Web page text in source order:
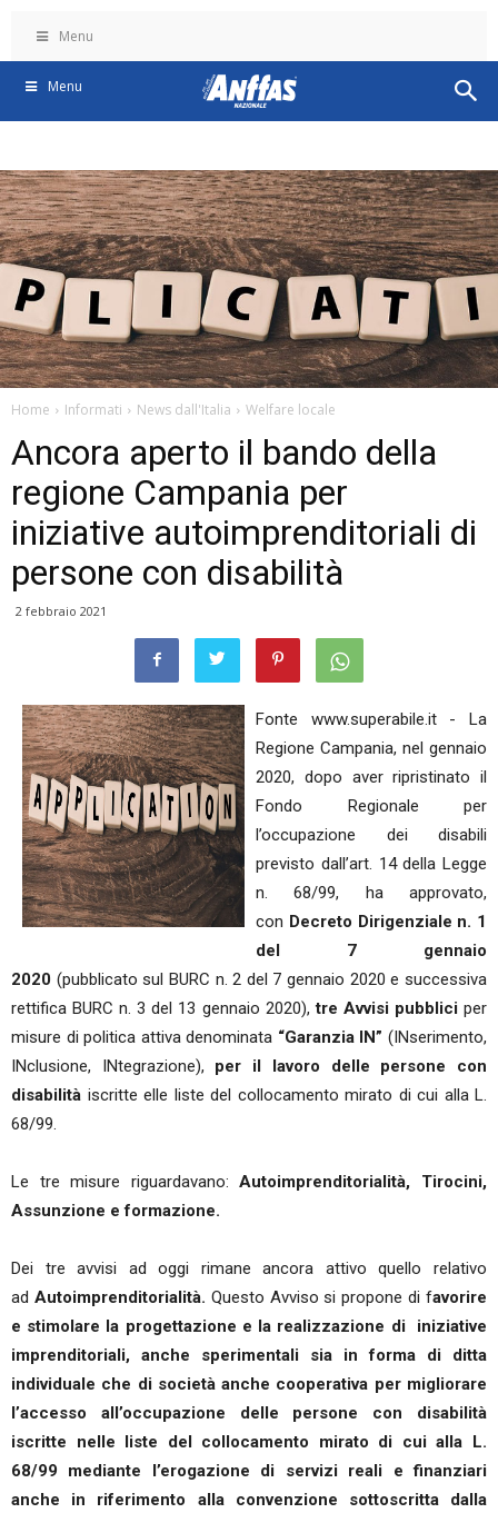
Menu
Menu
Home Informati News dall'Italia Welfare locale
Ancora aperto il bando della
regione Campania per
iniziative autoimprenditoriali di
persone con disabilità
2 febbraio 2021
Fonte www.superabile.it - La
Regione Campania, nel gennaio
2020, dopo aver ripristinato il
Fondo Regionale per
l’occupazione dei disabili
previsto dall’art. 14 della Legge
n. 68/99, ha approvato,
con Decreto Dirigenziale n. 1
del 7 gennaio
2020 (pubblicato sul BURC n. 2 del 7 gennaio 2020 e successiva
rettifica BURC n. 3 del 13 gennaio 2020), tre Avvisi pubbliciper
misure di politica attiva denominata “Garanzia IN”(INserimento,
INclusione, INtegrazione), per il lavoro delle persone con
disabilità iscritte elle liste del collocamento mirato di cui alla L.
68/99.
Le tre misure riguardavano:Autoimprenditorialità, Tirocini,
Assunzione e formazione.
Dei tre avvisi ad oggi rimane ancora attivo quello relativo
ad Autoimprenditorialità. Questo Avviso si propone di favorire
e stimolare la progettazione e la realizzazione di iniziative
imprenditoriali, anche sperimentali sia in forma di ditta
individuale che di società anche cooperativa per migliorare
l’accesso all’occupazione delle persone con disabilità
iscritte nelle liste del collocamento mirato di cui alla L.
68/99 mediante l’erogazione di servizi reali e finanziari
anche in riferimento alla convenzione sottoscritta dalla